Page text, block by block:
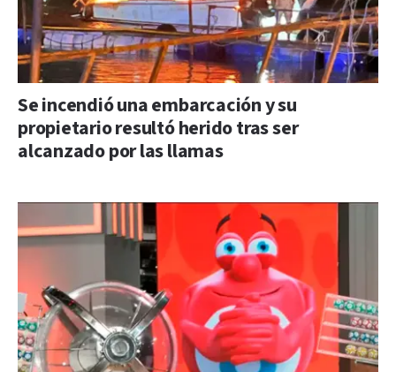
Se incendió una embarcación y su
propietario resultó herido tras ser
alcanzado por las llamas